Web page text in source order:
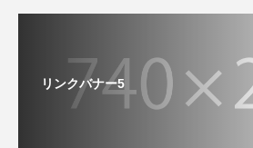
リンクバナー5